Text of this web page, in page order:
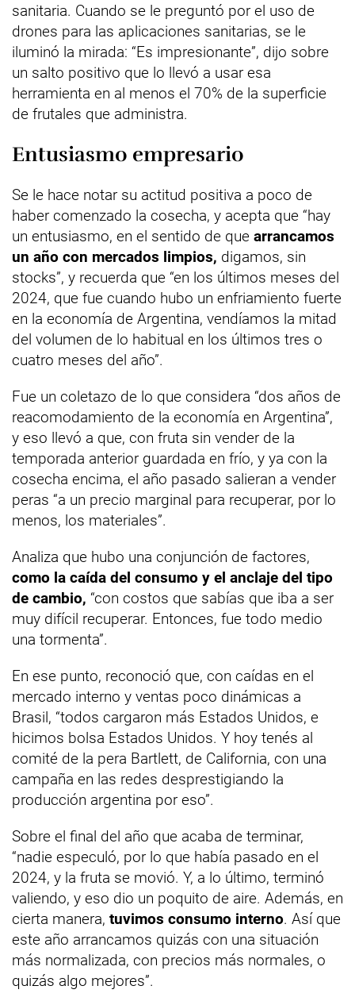
sanitaria. Cuando se le preguntó por el uso de
drones para las aplicaciones sanitarias, se le
iluminó la mirada: “Es impresionante”, dijo sobre
un salto positivo que lo llevó a usar esa
herramienta en al menos el 70% de la superficie
de frutales que administra.
Entusiasmo empresario
Se le hace notar su actitud positiva a poco de
haber comenzado la cosecha, y acepta que “hay
un entusiasmo, en el sentido de que arrancamos
un año con mercados limpios, digamos, sin
stocks”, y recuerda que “en los últimos meses del
2024, que fue cuando hubo un enfriamiento fuerte
en la economía de Argentina, vendíamos la mitad
del volumen de lo habitual en los últimos tres o
cuatro meses del año”.
Fue un coletazo de lo que considera “dos años de
reacomodamiento de la economía en Argentina”,
y eso llevó a que, con fruta sin vender de la
temporada anterior guardada en frío, y ya con la
cosecha encima, el año pasado salieran a vender
peras “a un precio marginal para recuperar, por lo
menos, los materiales”.
Analiza que hubo una conjunción de factores,
como la caída del consumo y el anclaje del tipo
de cambio, “con costos que sabías que iba a ser
muy difícil recuperar. Entonces, fue todo medio
una tormenta”.
En ese punto, reconoció que, con caídas en el
mercado interno y ventas poco dinámicas a
Brasil, “todos cargaron más Estados Unidos, e
hicimos bolsa Estados Unidos. Y hoy tenés al
comité de la pera Bartlett, de California, con una
campaña en las redes desprestigiando la
producción argentina por eso”.
Sobre el final del año que acaba de terminar,
“nadie especuló, por lo que había pasado en el
2024, y la fruta se movió. Y, a lo último, terminó
valiendo, y eso dio un poquito de aire. Además, en
cierta manera, tuvimos consumo interno. Así que
este año arrancamos quizás con una situación
más normalizada, con precios más normales, o
quizás algo mejores”.